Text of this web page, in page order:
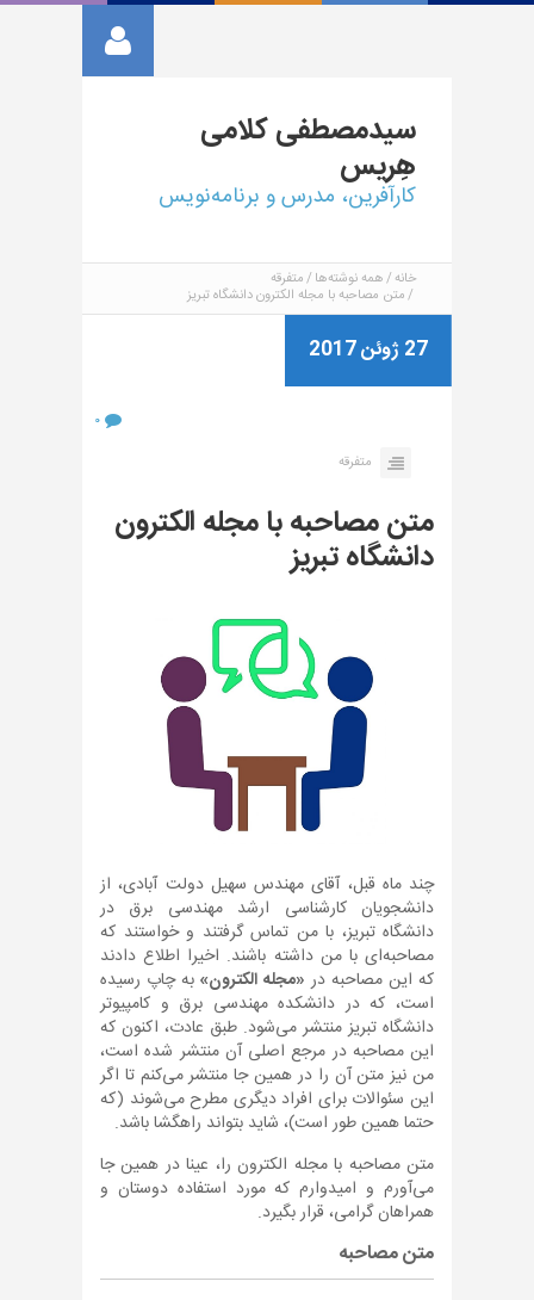
سیدمصطفیکلامی
هِریس
کارآفرین، مدرس و برنامه‌نویس
خانه همه نوشته‌ها متفرقه
متن مصاحبه با مجله الکترون دانشگاه تبریز
27 ژوئن 2017
۰
متفرقه
متن مصاحبه با مجله الکترون
دانشگاه تبریز
چند ماه قبل، آقای مهندس سهیل دولت آبادی، از
دانشجویان کارشناسی ارشد مهندسی برق در
دانشگاه تبریز، با من تماس گرفتند و خواستند که
مصاحبه‌ای با من داشته باشند. اخیرا اطلاع دادند
که این مصاحبه در «مجله الکترون» به چاپ رسیده
است، که در دانشکده مهندسی برق و کامپیوتر
دانشگاه تبریز منتشر می‌شود. طبق عادت، اکنون که
این مصاحبه در مرجع اصلی آن منتشر شده است،
من نیز متن آن را در همین جا منتشر می‌کنم تا اگر
این سئوالات برای افراد دیگری مطرح می‌شوند (که
حتما همین طور است)، شاید بتواند راهگشا باشد.
متن مصاحبه با مجله الکترون را، عینا در همین جا
می‌آورم و امیدوارم که مورد استفاده دوستان و
همراهان گرامی، قرار بگیرد.
متن مصاحبه